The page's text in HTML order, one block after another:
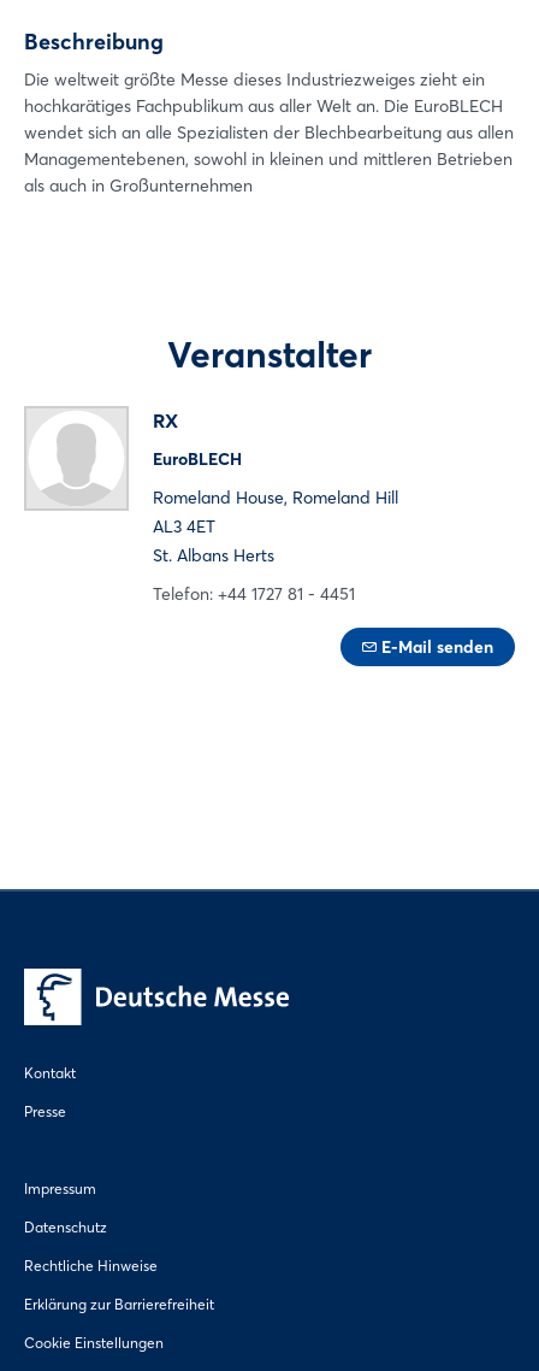
LinkedIn
Mail
Whatsapp
Link kopieren
Beschreibung
Die weltweit größte Messe dieses Industriezweiges zieht ein
hochkarätiges Fachpublikum aus aller Welt an. Die EuroBLECH
wendet sich an alle Spezialisten der Blechbearbeitung aus allen
Managementebenen, sowohl in kleinen und mittleren Betrieben
als auch in Großunternehmen
Veranstalter
RX
EuroBLECH
Romeland House, Romeland Hill
AL3 4ET
St. Albans Herts
Telefon: +44 1727 81 - 4451
E-Mail senden
Kontakt
Presse
Impressum
Datenschutz
Rechtliche Hinweise
Erklärung zur Barrierefreiheit
Cookie Einstellungen
Einloggen
Passwort vergessen?